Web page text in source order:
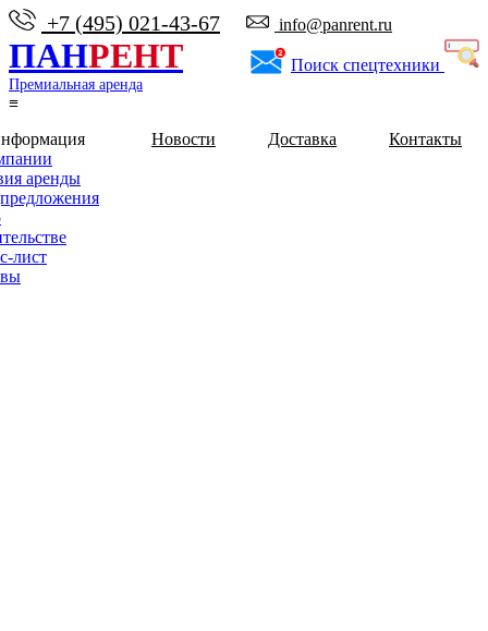
+7 (495) 021-43-67 info@panrent.ru
Поиск спецтехники
ПАНРЕНТ
Премиальная аренда
≡
аренды
лист
Новости Доставка Контакты